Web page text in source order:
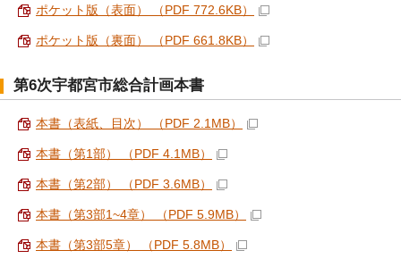
ポケット版（表面） （PDF 772.6KB）
ポケット版（裏面） （PDF 661.8KB）
第6次宇都宮市総合計画本書
本書（表紙、目次） （PDF 2.1MB）
本書（第1部） （PDF 4.1MB）
本書（第2部） （PDF 3.6MB）
本書（第3部1~4章） （PDF 5.9MB）
本書（第3部5章） （PDF 5.8MB）